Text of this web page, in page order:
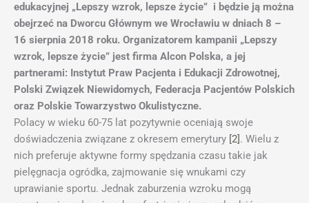
edukacyjnej „Lepszy wzrok, lepsze życie” i będzie ją można
obejrzeć na Dworcu Głównym we Wrocławiu w dniach 8 –
16 sierpnia 2018 roku. Organizatorem kampanii „Lepszy
wzrok, lepsze życie” jest firma Alcon Polska, a jej
partnerami: Instytut Praw Pacjenta i Edukacji Zdrowotnej,
Polski Związek Niewidomych, Federacja Pacjentów Polskich
oraz Polskie Towarzystwo Okulistyczne.
Polacy w wieku 60-75 lat pozytywnie oceniają swoje
doświadczenia związane z okresem emerytury [2]. Wielu z
nich preferuje aktywne formy spędzania czasu takie jak
pielęgnacja ogródka, zajmowanie się wnukami czy
uprawianie sportu. Jednak zaburzenia wzroku mogą